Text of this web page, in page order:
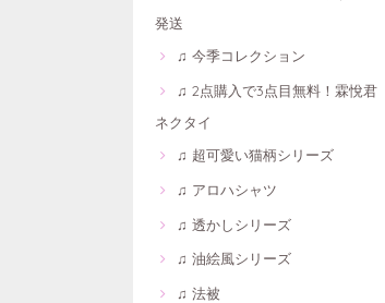
発送
♫ 今季コレクション
♫ 2点購入で3点目無料！霖悅君
ネクタイ
♫ 超可愛い猫柄シリーズ
♫ アロハシャツ
♫ 透かしシリーズ
♫ 油絵風シリーズ
♫ 法被